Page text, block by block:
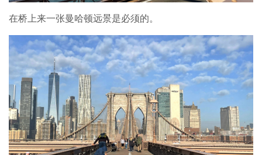
在桥上来一张曼哈顿远景是必须的。